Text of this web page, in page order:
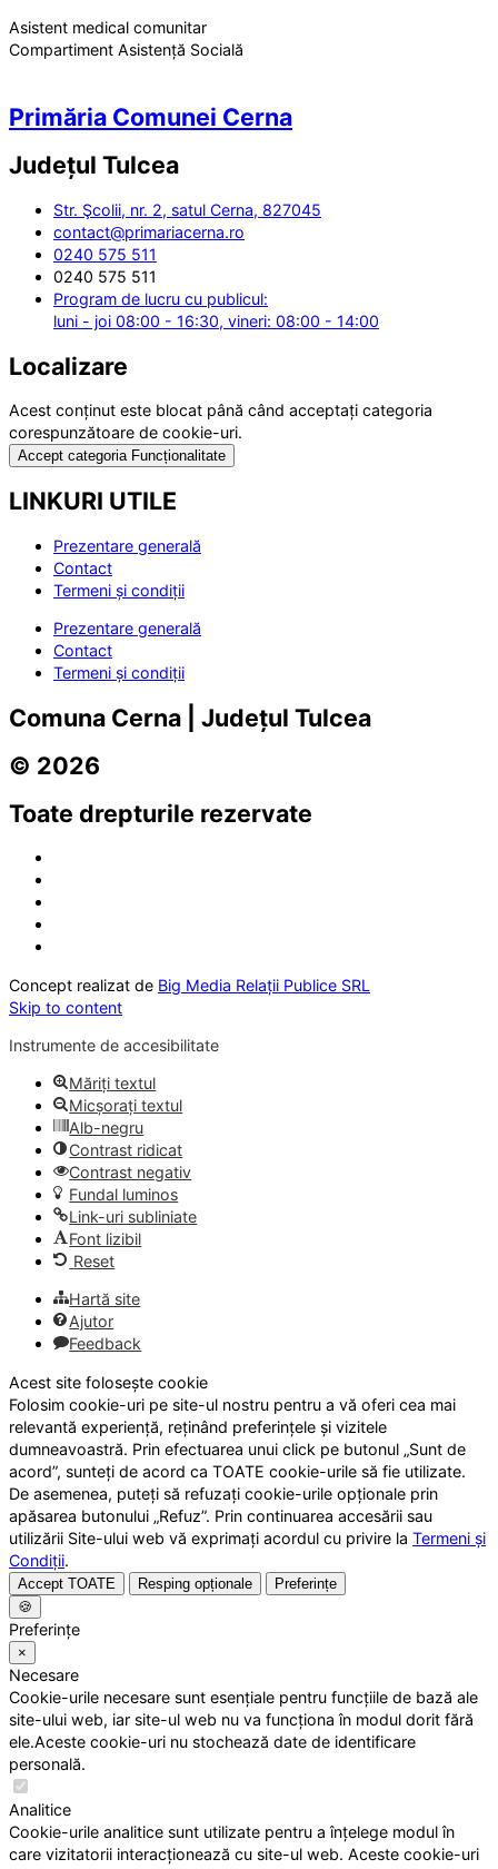
Asistent medical comunitar
Compartiment Asistență Socială
Primăria Comunei Cerna
Județul Tulcea
Str. Şcolii, nr. 2, satul Cerna, 827045
contact@primariacerna.ro
0240 575 511
0240 575 511
Program de lucru cu publicul:
luni - joi 08:00 - 16:30, vineri: 08:00 - 14:00
Localizare
Acest conținut este blocat până când acceptați categoria
corespunzătoare de cookie-uri.
Accept categoria Funcționalitate
LINKURI UTILE
Prezentare generală
Contact
Termeni și condiții
Prezentare generală
Contact
Termeni și condiții
Comuna Cerna | Județul Tulcea
© 2026
Toate drepturile rezervate
Concept realizat de Big Media Relații Publice SRL
Skip to content
Instrumente de accesibilitate
Măriți textul
Micșorați textul
Alb-negru
Contrast ridicat
Contrast negativ
Fundal luminos
Link-uri subliniate
Font lizibil
Reset
Hartă site
Ajutor
Feedback
Acest site folosește cookie
Folosim cookie-uri pe site-ul nostru pentru a vă oferi cea mai
relevantă experiență, reținând preferințele și vizitele
dumneavoastră. Prin efectuarea unui click pe butonul „Sunt de
acord”, sunteți de acord ca TOATE cookie-urile să fie utilizate.
De asemenea, puteți să refuzați cookie-urile opționale prin
apăsarea butonului „Refuz”. Prin continuarea accesării sau
utilizării Site-ului web vă exprimați acordul cu privire la Termeni și
Condiții.
Accept TOATE Resping opționale
Preferințe
🍪
Preferințe
×
Necesare
Cookie-urile necesare sunt esențiale pentru funcțiile de bază ale
site-ului web, iar site-ul web nu va funcționa în modul dorit fără
ele.Aceste cookie-uri nu stochează date de identificare
personală.
Analitice
Cookie-urile analitice sunt utilizate pentru a înțelege modul în
care vizitatorii interacționează cu site-ul web. Aceste cookie-uri